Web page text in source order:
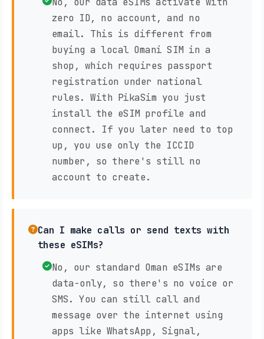
zero ID, no account, and no
email. This is different from
buying a local Omani SIM in a
shop, which requires passport
registration under national
rules. With PikaSim you just
install the eSIM profile and
connect. If you later need to top
up, you use only the ICCID
number, so there's still no
account to create.
Can I make calls or send texts with
these eSIMs?
No, our standard Oman eSIMs are
data-only, so there's no voice or
SMS. You can still call and
message over the internet using
apps like WhatsApp, Signal,